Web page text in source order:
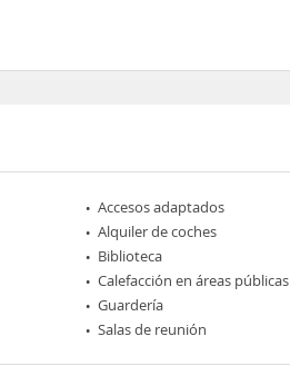
Accesos adaptados
Alquiler de coches
Biblioteca
Calefacción en áreas públicas
Guardería
Salas de reunión